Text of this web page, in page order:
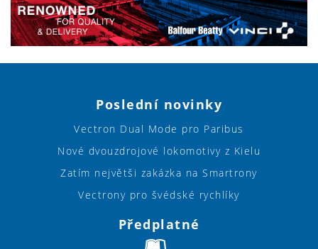
Poslední novinky
Vectron Dual Mode pro Paribus
Nové dvouzdrojové lokomotivy z Kielu
Zatím největši zakázka na Smartrony
Vectrony pro švédské rychlíky
Předplatné